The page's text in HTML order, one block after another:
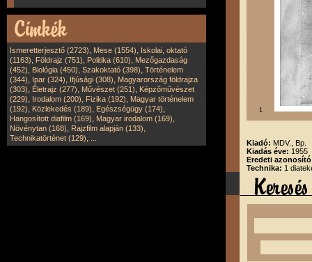
Ismeretterjesztő (2723), Mese (1554), Iskolai, oktató
(1163), Földrajz (751), Politika (610), Mezőgazdaság
(452), Biológia (450), Szakoktató (398), Történelem
(344), Ipar (324), Ifjúsági (308), Magyarország földrajza
(303), Életrajz (277), Művészet (251), Képzőművészet
(229), Irodalom (200), Fizika (192), Magyar történelem
(192), Közlekedés (189), Egészségügy (174),
Hangosított diafilm (169), Magyar irodalom (169),
Növénytan (168), Rajzfilm alapján (133),
Technikatörténet (129),
1
Kiadó: MDV., Bp.
Kiadás éve: 1955
Eredeti
Technika: 1